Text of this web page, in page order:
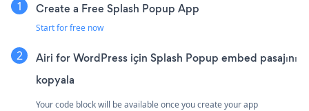
Create a Free Splash Popup App
Start for free now
Airi for WordPress için Splash Popup embed pasajını
kopyala
Your code block will be available once you create your app